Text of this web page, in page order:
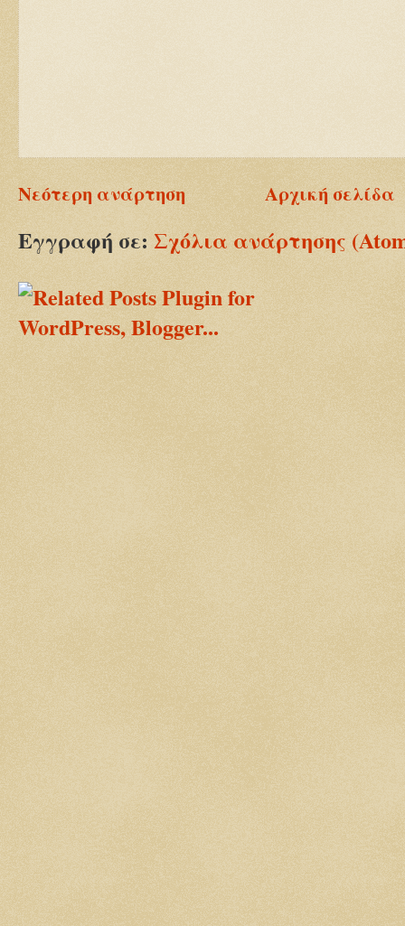
Νεότερη ανάρτηση Αρχική σελίδα
Εγγραφή σε: Σχόλια ανάρτησης